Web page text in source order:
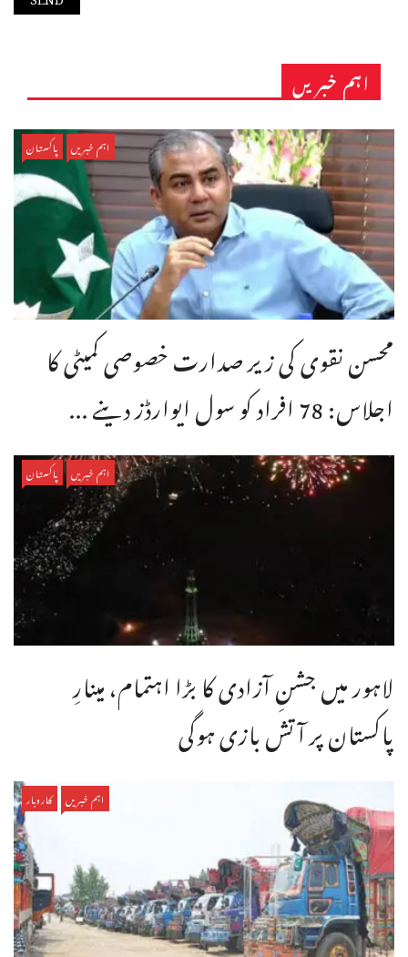
اہم خبریں
اہم خبریں پاکستان
محسن نقوی کی زیر صدارت خصوصی کمیٹی کا
اجلاس: 78 افراد کو سول ایوارڈز دینے ...
اہم خبریں پاکستان
لاہور میں جشنِ آزادی کا بڑا اہتمام، مینارِ
پاکستان پر آتش بازی ہوگی
اہم خبریں کاروبار